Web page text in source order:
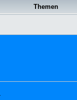
Themen